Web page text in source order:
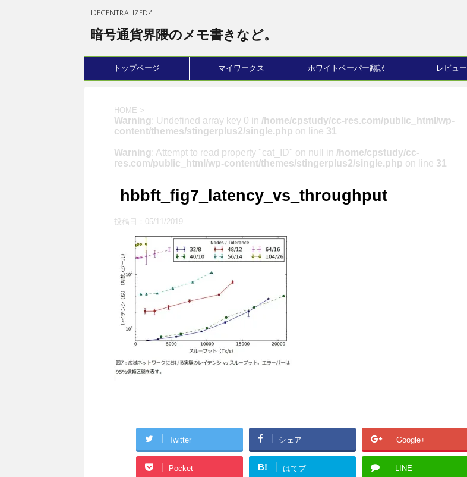
Decentralized?
暗号通貨界隈のメモ書きなど。
トップページ マイワークス ホワイトペーパー翻訳 レビュー
HOME >
Warning: Undefined array key 0 in /home/cpstudy/cc-res.com/public_html/wp-
content/themes/stingerplus2/single.php on line 31
Warning: Attempt to read property "cat_ID" on null in /home/cpstudy/cc-
res.com/public_html/wp-content/themes/stingerplus2/single.php on line 31
hbbft_fig7_latency_vs_throughput
投稿日： 05/11/2019
Twitter シェア Google+
Pocket B! はてブ LINE